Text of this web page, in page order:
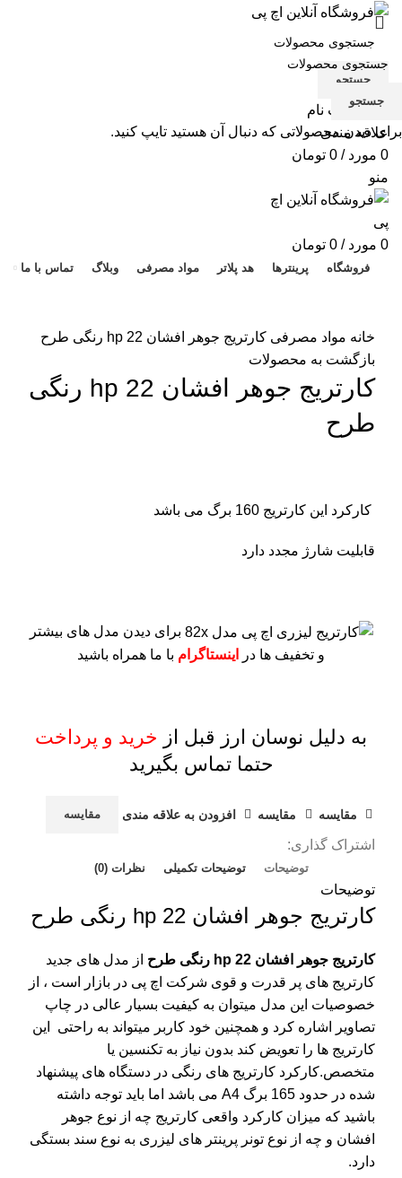
جستجو
ورود / ثبت نام
علاقه مندی
0 مورد /
0 تومان
منو
0 مورد /
0 تومان
فروشگاه پرینترها هد پلاتر مواد مصرفی وبلاگ تماس با ما
خانه مواد مصرفی کارتریج جوهر افشان hp 22 رنگی طرح
بازگشت به محصولات
کارتریج جوهر افشان hp 22 رنگی
طرح
کارکرد این کارتریج 160 برگ می باشد
قابلیت شارژ مجدد دارد
برای دیدن مدل های بیشتر
و تخفیف ها در
اینستاگرام با ما همراه باشید
به دلیل نوسان ارز قبل از خرید و پرداخت
حتما تماس بگیرید
مقايسه مقایسه افزودن به علاقه مندی مقایسه
اشتراک گذاری:
توضیحات توضیحات تکمیلی نظرات (0)
توضیحات
کارتریج جوهر افشان hp 22 رنگی طرح
کارتریج جوهر افشان hp 22 رنگی طرح
از مدل های جدید
کارتریج های پر قدرت و قوی شرکت اچ پی در بازار است ، از
خصوصیات این مدل میتوان به کیفیت بسیار عالی در چاپ
تصاویر اشاره کرد و همچنین خود کاربر میتواند به راحتی این
کارتریج ها را تعویض کند بدون نیاز به تکنسین یا
متخصص.کارکرد کارتریج های رنگی در دستگاه های پیشنهاد
شده در حدود 165 برگ A4 می باشد اما باید توجه داشته
باشید که میزان کارکرد واقعی کارتریج چه از نوع جوهر
افشان و چه از نوع تونر پرینتر های لیزری به نوع سند بستگی
دارد.
جستجو
برای دیدن محصولاتی که دنبال آن هستید تایپ کنید.